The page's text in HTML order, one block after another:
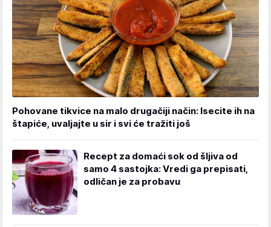
Pohovane tikvice na malo drugačiji način: Isecite ih na
štapiće, uvaljajte u sir i svi će tražiti još
Recept za domaći sok od šljiva od
samo 4 sastojka: Vredi ga prepisati,
odličan je za probavu